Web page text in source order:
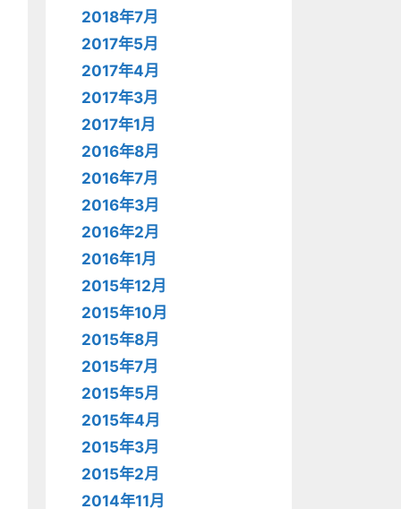
2018年7月
2017年5月
2017年4月
2017年3月
2017年1月
2016年8月
2016年7月
2016年3月
2016年2月
2016年1月
2015年12月
2015年10月
2015年8月
2015年7月
2015年5月
2015年4月
2015年3月
2015年2月
2014年11月